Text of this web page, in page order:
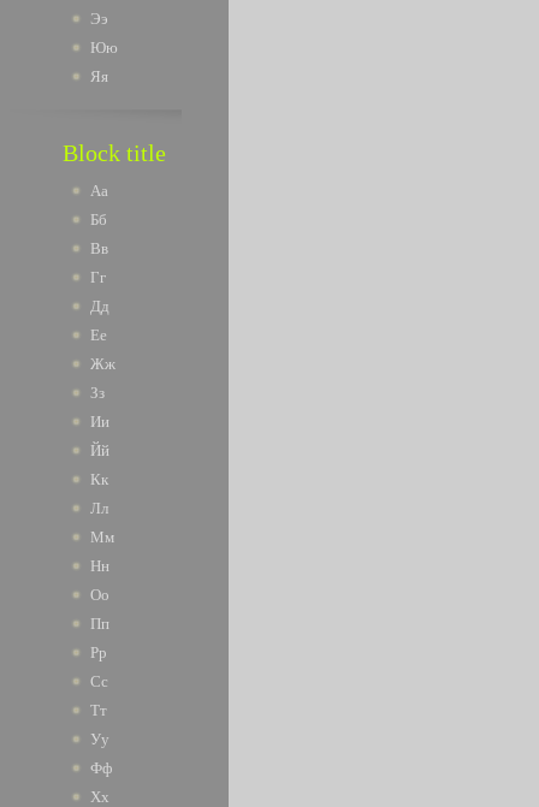
Ээ
Юю
Яя
Block title
Аа
Бб
Вв
Гг
Дд
Ее
Жж
Зз
Ии
Йй
Кк
Лл
Мм
Нн
Оо
Пп
Рр
Сс
Тт
Уу
Фф
Хх